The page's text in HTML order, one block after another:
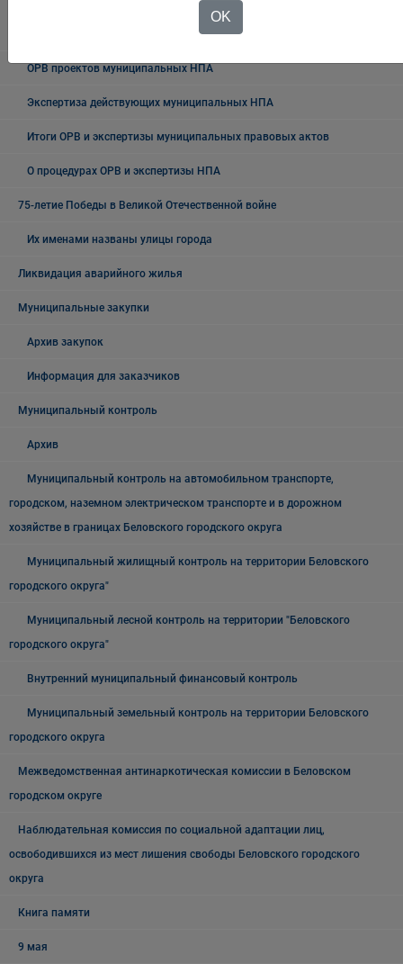
План проведения экспертизы муниципальных нормативных
ОРВ проектов муниципальных НПА
Экспертиза действующих муниципальных НПА
Итоги ОРВ и экспертизы муниципальных правовых актов
О процедурах ОРВ и экспертизы НПА
75-летие Победы в Великой Отечественной войне
Их именами названы улицы города
Ликвидация аварийного жилья
Муниципальные закупки
Архив закупок
Информация для заказчиков
Муниципальный контроль
Архив
Муниципальный контроль на автомобильном транспорте,
городском, наземном электрическом транспорте и в дорожном
хозяйстве в границах Беловского городского округа
Муниципальный жилищный контроль на территории Беловского
городского округа"
Муниципальный лесной контроль на территории "Беловского
городского округа"
Внутренний муниципальный финансовый контроль
Муниципальный земельный контроль на территории Беловского
городского округа
Межведомственная антинаркотическая комиссии в Беловском
городском округе
Наблюдательная комиссия по социальной адаптации лиц,
освободившихся из мест лишения свободы Беловского городского
округа
Книга памяти
9 мая
OK